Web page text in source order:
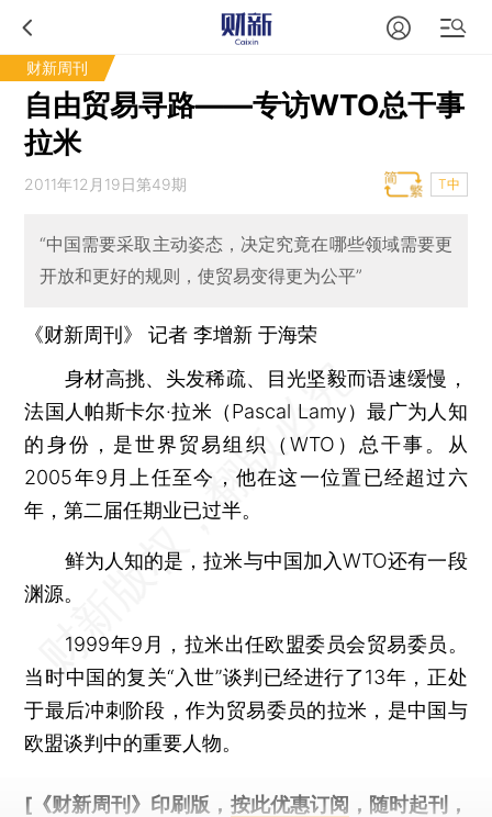
财新周刊
自由贸易寻路——专访WTO总干事
拉米
2011年12月19日第49期 T中
“中国需要采取主动姿态，决定究竟在哪些领域需要更
开放和更好的规则，使贸易变得更为公平”
《财新周刊》 记者李增新 于海荣
身材高挑、头发稀疏、目光坚毅而语速缓慢，
法国人帕斯卡尔·拉米（Pascal Lamy）最广为人知
的身份，是世界贸易组织（WTO）总干事。从
2005年9月上任至今，他在这一位置已经超过六
年，第二届任期业已过半。
鲜为人知的是，拉米与中国加入WTO还有一段
渊源。
1999年9月，拉米出任欧盟委员会贸易委员。
当时中国的复关“入世”谈判已经进行了13年，正处
于最后冲刺阶段，作为贸易委员的拉米，是中国与
欧盟谈判中的重要人物。
[《财新周刊》印刷版， 按此优惠订阅 ，随时起刊，